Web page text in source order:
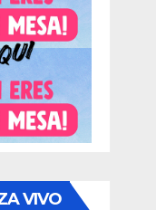
VIVO